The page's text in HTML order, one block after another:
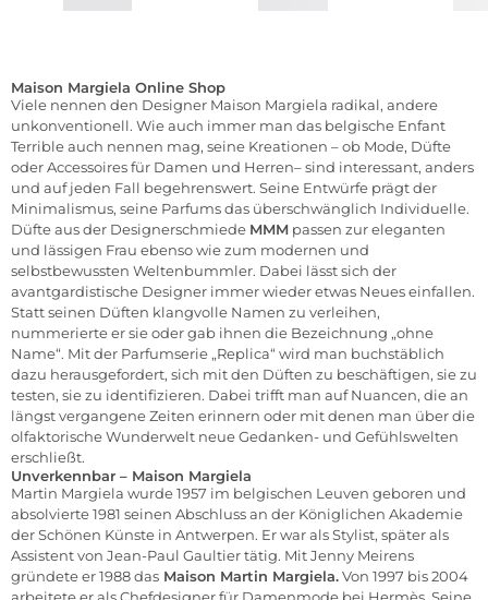
Maison Margiela Online Shop
Viele nennen den Designer Maison Margiela radikal, andere
unkonventionell. Wie auch immer man das belgische Enfant
Terrible auch nennen mag, seine Kreationen – ob Mode, Düfte
oderAccessoires für Damen und Herren– sind interessant, anders
und auf jeden Fall begehrenswert. Seine Entwürfe prägt der
Minimalismus, seine Parfums das überschwänglich Individuelle.
Düfte aus der Designerschmiede MMM passen zur eleganten
und lässigen Frau ebenso wie zum modernen und
selbstbewussten Weltenbummler. Dabei lässt sich der
avantgardistische Designer immer wieder etwas Neues einfallen.
Statt seinen Düften klangvolle Namen zu verleihen,
nummerierte er sie oder gab ihnen die Bezeichnung „ohne
Name“. Mit der Parfumserie „Replica“ wird man buchstäblich
dazu herausgefordert, sich mit den Düften zu beschäftigen, sie zu
testen, sie zu identifizieren. Dabei trifft man auf Nuancen, die an
längst vergangene Zeiten erinnern oder mit denen man über die
olfaktorische Wunderwelt neue Gedanken- und Gefühlswelten
erschließt.
Unverkennbar – Maison Margiela
Martin Margiela wurde 1957 im belgischen Leuven geboren und
absolvierte 1981 seinen Abschluss an der Königlichen Akademie
der Schönen Künste in Antwerpen. Er war als Stylist, später als
Assistent von Jean-Paul Gaultier tätig. Mit Jenny Meirens
gründete er 1988 das Maison Martin Margiela.Von 1997 bis 2004
arbeitete er als Chefdesigner für Damenmode bei Hermès. Seine